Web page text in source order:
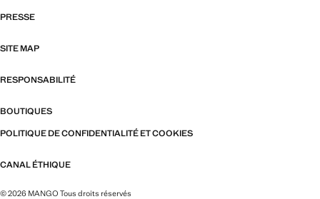
PRESSE
SITE MAP
RESPONSABILITÉ
BOUTIQUES
POLITIQUE DE CONFIDENTIALITÉ ET COOKIES
CANAL ÉTHIQUE
© 2026 MANGO Tous droits réservés